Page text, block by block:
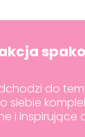
do
i inspirujące